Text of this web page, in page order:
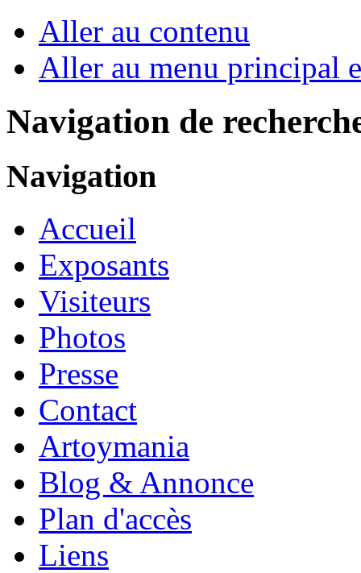
Aller au contenu
Aller au menu principal
Navigation de
Navigation
Accueil
Exposants
Visiteurs
Photos
Presse
Contact
Artoymania
Blog & Annonce
Plan d'accès
Liens